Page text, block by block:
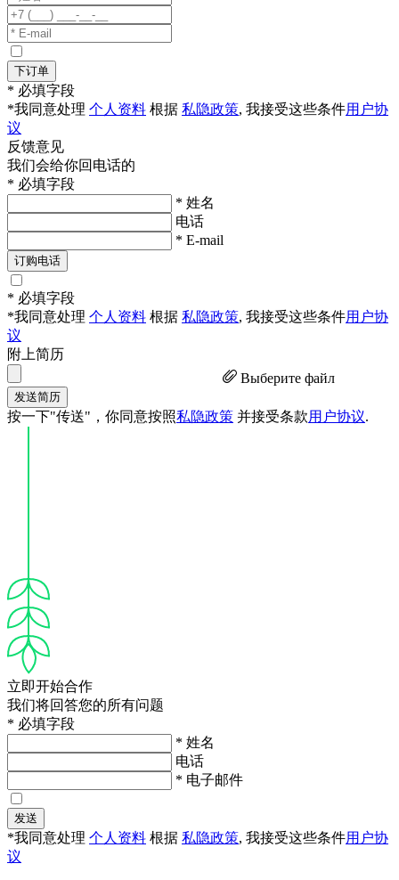
下订单
* 必填字段
*我同意处理 个人资料 根据 私隐政策, 我接受这些条件用户协
议
反馈意见
我们会给你回电话的
* 必填字段
* 姓名
电话
* E-mail
订购电话
* 必填字段
*我同意处理 个人资料 根据 私隐政策, 我接受这些条件用户协
议
附上简历
Выберите файл
发送简历
按一下"传送"，你同意按照私隐政策 并接受条款用户协议.
立即开始合作
我们将回答您的所有问题
* 必填字段
* 姓名
电话
* 电子邮件
发送
*我同意处理 个人资料 根据 私隐政策, 我接受这些条件用户协
议